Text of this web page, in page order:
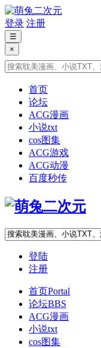
登录 注册
☰
×
首页
论坛
ACG漫画
小说txt
cos图集
ACG游戏
ACG动漫
百度秒传
登陆
注册
首页Portal
论坛BBS
ACG漫画
小说txt
cos图集